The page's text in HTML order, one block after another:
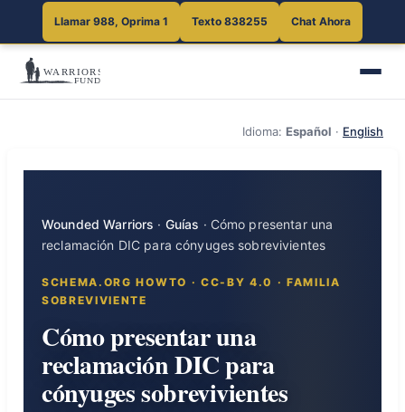
Llamar 988, Oprima 1 Texto 838255 Chat Ahora
Idioma: Español · English
Wounded Warriors · Guías · Cómo presentar una
reclamación DIC para cónyuges sobrevivientes
SCHEMA.ORG HOWTO · CC-BY 4.0 · FAMILIA
SOBREVIVIENTE
Cómo presentar una
reclamación DIC para
cónyuges sobrevivientes